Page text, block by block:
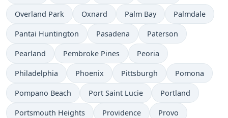
Overland Park Oxnard Palm Bay Palmdale
Pantai Huntington Pasadena Paterson
Pearland Pembroke Pines Peoria
Philadelphia Phoenix Pittsburgh Pomona
Pompano Beach Port Saint Lucie Portland
Portsmouth Heights Providence Provo